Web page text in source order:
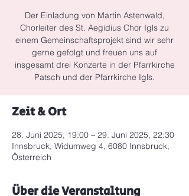
Der Einladung von Martin Astenwald,
Chorleiter des St. Aegidius Chor Igls zu
einem Gemeinschaftsprojekt sind wir sehr
gerne gefolgt und freuen uns auf
insgesamt drei Konzerte in der Pfarrkirche
Patsch und der Pfarrkirche Igls.
Zeit & Ort
28. Juni 2025, 19:00 – 29. Juni 2025, 22:30
Innsbruck, Widumweg 4, 6080 Innsbruck,
Österreich
Über die Veranstaltung